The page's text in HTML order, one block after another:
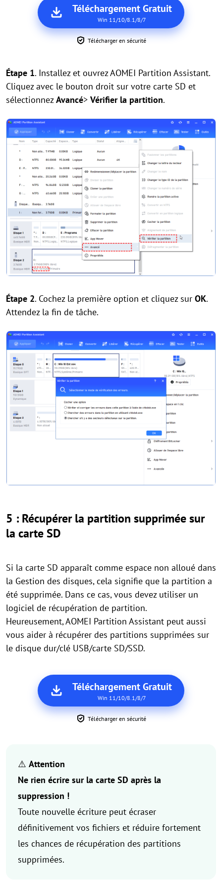
Téléchargement Gratuit
Win 11/10/8.1/8/7
Télécharger en sécurité
Étape 1. Installez et ouvrez AOMEI Partition Assistant.
Cliquez avec le bouton droit sur votre carte SD et
sélectionnezAvancé> Vérifier la partition.
Étape 2. Cochez la première option et cliquez sur OK.
Attendez la fin de tâche.
5 : Récupérer la partition supprimée sur
la carte SD
Si la carte SD apparaît comme espace non alloué dans
la Gestion des disques, cela signifie que la partition a
été supprimée. Dans ce cas, vous devez utiliser un
logiciel de récupération de partition.
Heureusement, AOMEI Partition Assistant peut aussi
vous aider à récupérer des partitions supprimées sur
le disque dur/clé USB/carte SD/SSD.
Téléchargement Gratuit
Win 11/10/8.1/8/7
Télécharger en sécurité
⚠️ Attention
Ne rien écrire sur la carte SD après la
suppression !
Toute nouvelle écriture peut écraser
définitivement vos fichiers et réduire fortement
les chances de récupération des partitions
supprimées.